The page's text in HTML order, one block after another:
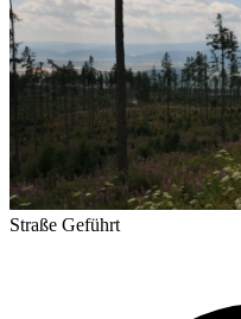
Straße Geführt